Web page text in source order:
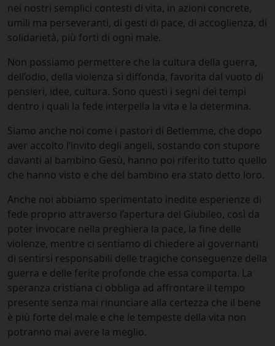
nei nostri semplici contesti di vita, in azioni concrete,
umili ma perseveranti, di gesti di pace, di accoglienza, di
solidarietà, più forti di ogni male.
Non possiamo permettere che la cultura della guerra,
dell’odio, della violenza si diffonda, favorita dal vuoto di
pensieri, idee, cultura. Sono questi i segni dei tempi
dentro i quali la fede interpella la vita e la determina.
Siamo anche noi come i pastori di Betlemme, che dopo
aver accolto l’invito degli angeli, sostando con stupore
davanti al bambino Gesù, hanno poi riferito tutto quello
che hanno visto e che del bambino era stato detto loro.
Anche noi abbiamo sperimentato inedite esperienze di
fede proprio attraverso l’apertura del Giubileo, così da
poter invocare nella preghiera la pace, la fine delle
violenze, mentre ci sentiamo di chiedere ai governanti
di sentirsi responsabili delle tragiche conseguenze della
guerra e delle ferite profonde che essa comporta. La
speranza cristiana ci obbliga ad affrontare il tempo
presente senza mai rinunciare alla certezza che il bene
è più forte del male e che le tempeste della vita non
potranno mai avere la meglio.